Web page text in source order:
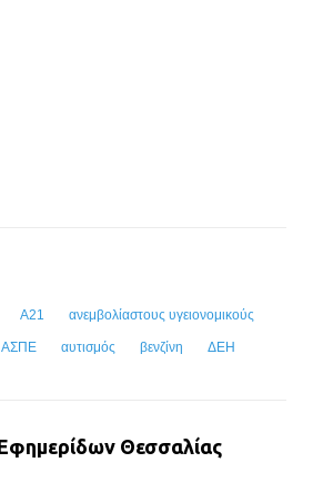
Α21 ανεμβολίαστους υγειονομικούς
ΑΣΠΕ αυτισμός βενζίνη ΔΕΗ
Θεσσαλίας